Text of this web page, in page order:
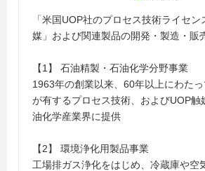
「米国UOP社のプロセス技術ライセ
媒」および関連製品の開発・製造・販
【1】 石油精製・石油化学分野事業
1963年の創業以来、60年以上にわた
が有するプロセス技術、およびUOP触
油化学産業界に提供
【2】 環境浄化用製品事業
工場排ガス浄化をはじめ、冷蔵庫や空